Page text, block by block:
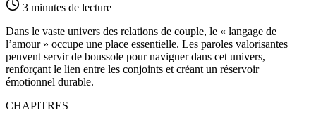
3 minutes de lecture
Dans le vaste univers des relations de couple, le « langage de
l’amour » occupe une place essentielle. Les paroles valorisantes
peuvent servir de boussole pour naviguer dans cet univers,
renforçant le lien entre les conjoints et créant un réservoir
émotionnel durable.
CHAPITRES